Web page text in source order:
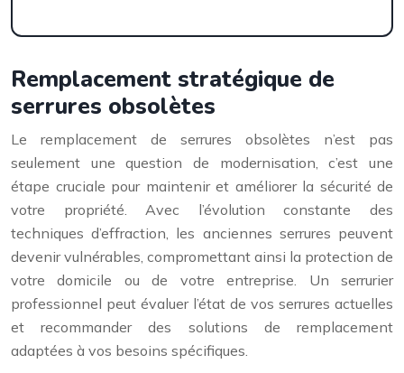
Remplacement stratégique de
serrures obsolètes
Le remplacement de serrures obsolètes n’est pas
seulement une question de modernisation, c’est une
étape cruciale pour maintenir et améliorer la sécurité de
votre propriété. Avec l’évolution constante des
techniques d’effraction, les anciennes serrures peuvent
devenir vulnérables, compromettant ainsi la protection de
votre domicile ou de votre entreprise. Un serrurier
professionnel peut évaluer l’état de vos serrures actuelles
et recommander des solutions de remplacement
adaptées à vos besoins spécifiques.